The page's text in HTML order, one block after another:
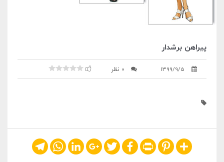
پیراهن برشدار
1399/9/5 0 نظر
Share
Pinterest
Print
Facebook
Twitter
Google+
LinkedIn
WhatsApp
Telegram